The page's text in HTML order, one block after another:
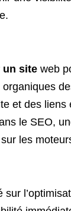
un site web
et des
le SEO,
les